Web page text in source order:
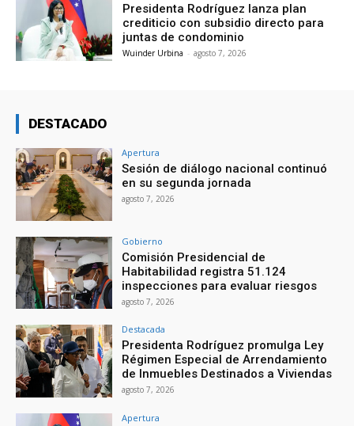
Presidenta Rodríguez lanza plan
crediticio con subsidio directo para
juntas de condominio
Wuinder Urbina - agosto 7, 2026
DESTACADO
Apertura
Sesión de diálogo nacional continuó
en su segunda jornada
agosto 7, 2026
Gobierno
Comisión Presidencial de
Habitabilidad registra 51.124
inspecciones para evaluar riesgos
agosto 7, 2026
Destacada
Presidenta Rodríguez promulga Ley
Régimen Especial de Arrendamiento
de Inmuebles Destinados a Viviendas
agosto 7, 2026
Apertura